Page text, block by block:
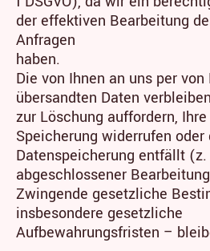
der effektiven Bearbeitung
Anfragen
haben.
Die von Ihnen an uns per
übersandten Daten
zur Löschung auffordern,
Speicherung widerrufen
Datenspeicherung entfällt
abgeschlossener
Zwingende gesetzliche
insbesondere gesetzliche
Aufbewahrungsfristen –